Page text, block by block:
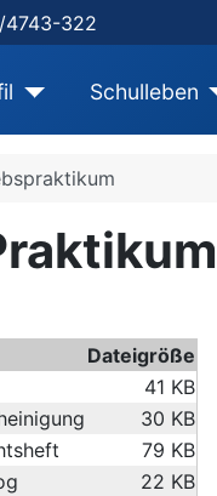
4743-322
Schulleben
Dateigröße
41 KB
30 KB
79 KB
22 KB